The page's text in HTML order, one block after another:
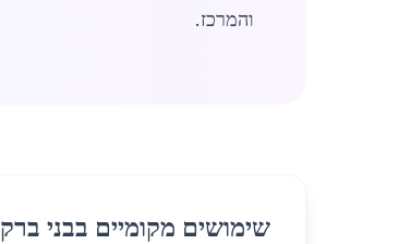
והמרכז.
שימושים מקומיים בבני ברק